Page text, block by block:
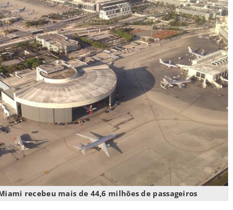
recebeu mais de 44,6 milhões de passageiros